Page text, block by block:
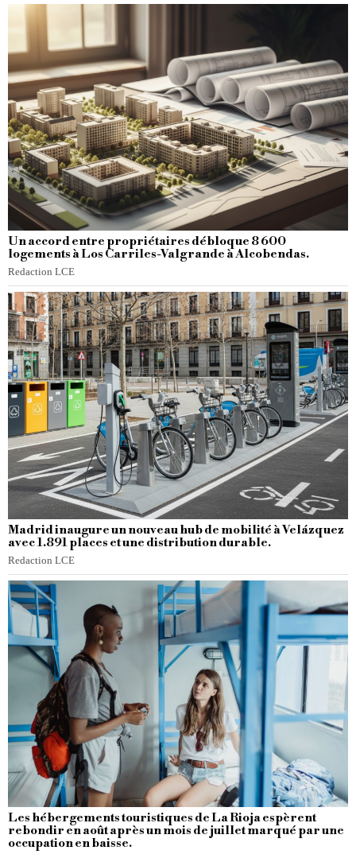
Un accord entre propriétaires débloque 8 600
logements à Los Carriles-Valgrande à Alcobendas.
Redaction LCE
Madrid inaugure un nouveau hub de mobilité à Velázquez
avec 1.891 places et une distribution durable.
Redaction LCE
Les hébergements touristiques de La Rioja espèrent
rebondir en août après un mois de juillet marqué par une
occupation en baisse.